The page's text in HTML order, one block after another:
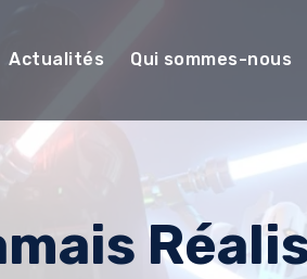
Actualités Qui sommes-nous